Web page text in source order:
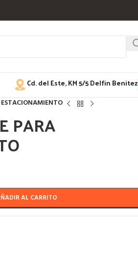
Cd. del Este, KM 5/5 Delfin Benitez
PARA
AL CARRITO